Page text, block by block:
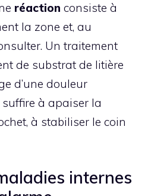
réaction consiste à
la zone et, au
Un traitement
de substrat de litière
d’une douleur
à apaiser la
à stabiliser le coin
internes